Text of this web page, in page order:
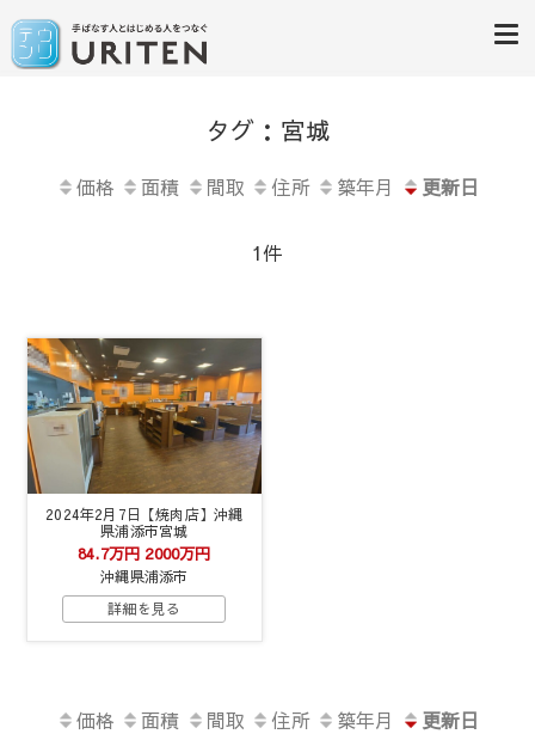
タグ：宮城
価格 面積 間取 住所 築年月 更新日
1件
2024年2月7日【焼肉店】沖縄
県浦添市宮城
84.7万円 2000万円
沖縄県浦添市
詳細を見る
価格 面積 間取 住所 築年月 更新日